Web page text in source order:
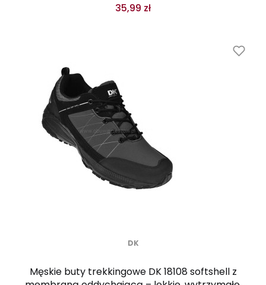
35,99 zł
DK
Męskie buty trekkingowe DK 18108 softshell z